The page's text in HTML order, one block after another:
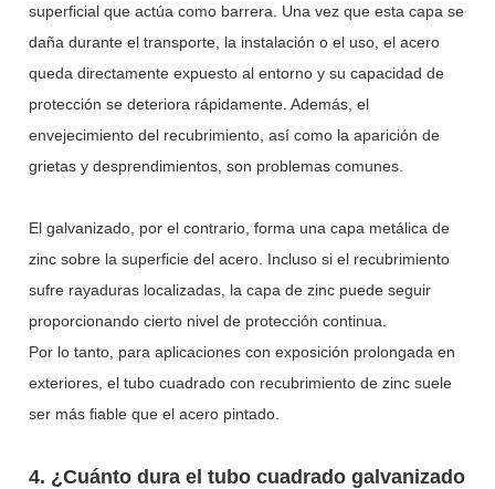
superficial que actúa como barrera. Una vez que esta capa se
daña durante el transporte, la instalación o el uso, el acero
queda directamente expuesto al entorno y su capacidad de
protección se deteriora rápidamente. Además, el
envejecimiento del recubrimiento, así como la aparición de
grietas y desprendimientos, son problemas comunes.
El galvanizado, por el contrario, forma una capa metálica de
zinc sobre la superficie del acero. Incluso si el recubrimiento
sufre rayaduras localizadas, la capa de zinc puede seguir
proporcionando cierto nivel de protección continua.
Por lo tanto, para aplicaciones con exposición prolongada en
exteriores, el tubo cuadrado con recubrimiento de zinc suele
ser más fiable que el acero pintado.
4. ¿Cuánto dura el tubo cuadrado galvanizado